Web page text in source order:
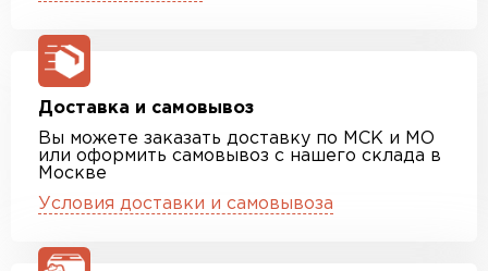
Доставка и самовывоз
Вы можете заказать доставку по МСК и МО
или оформить самовывоз с нашего склада в
Москве
Условия доставки и самовывоза